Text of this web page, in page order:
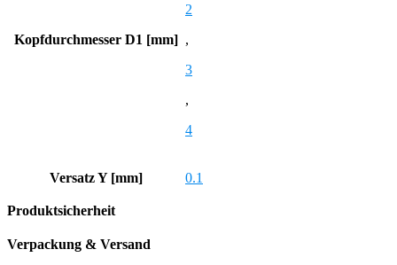
Kopfdurchmesser D1 [mm]
2
,
3
,
4
Versatz Y [mm] 0.1
Produktsicherheit
Verpackung & Versand